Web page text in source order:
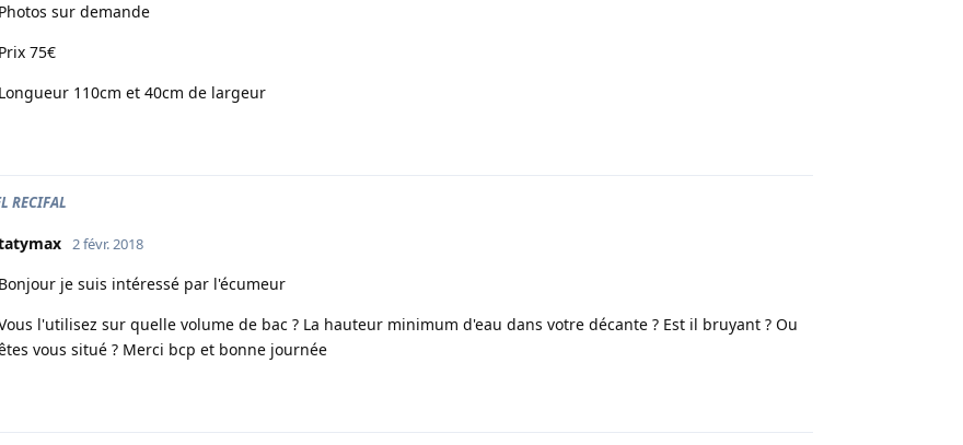
Photos sur demande
Prix 75€
Longueur 110cm et 40cm de largeur
RECIFAL
2 févr. 2018
Bonjour je suis intéressé par l'écumeur
l'utilisez sur quelle volume de bac ? La hauteur minimum d'eau dans votre décante ? Est il bruyant ? Ou
vous situé ? Merci bcp et bonne journée